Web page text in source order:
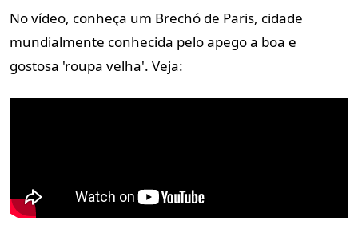
No vídeo, conheça um Brechó de Paris, cidade
mundialmente conhecida pelo apego a boa e
gostosa 'roupa velha'. Veja: